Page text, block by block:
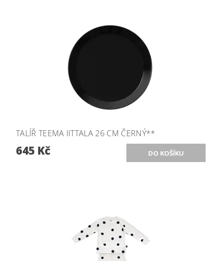
TALÍŘ TEEMA IITTALA 26 CM ČERNÝ**
645 Kč